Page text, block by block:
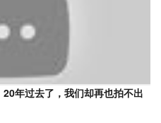
20年过去了，我们却再也拍不出